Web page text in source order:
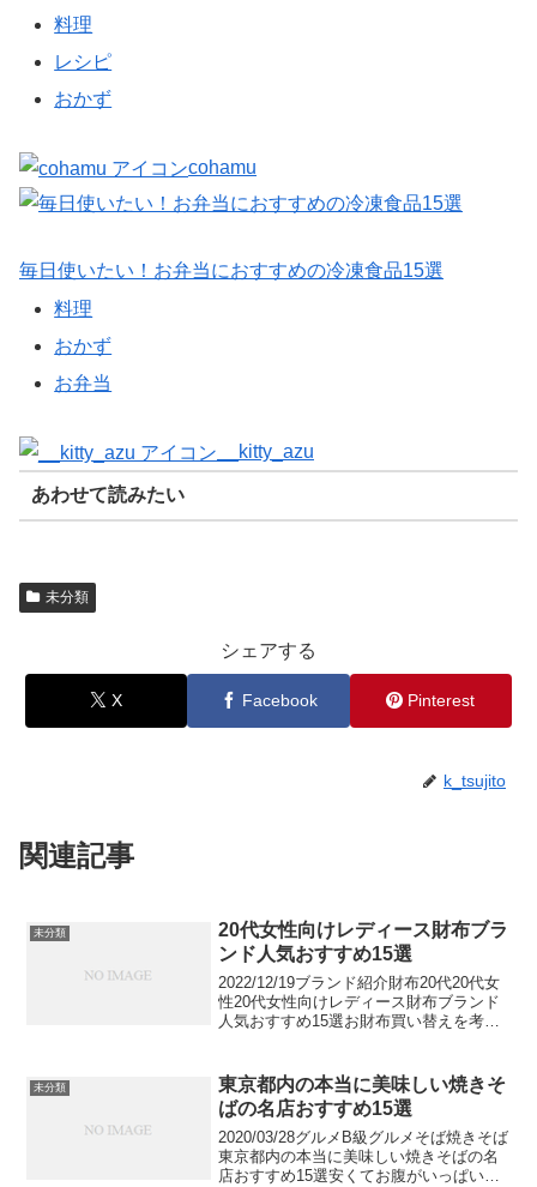
料理
レシピ
おかず
cohamu
毎日使いたい！お弁当におすすめの冷凍食品15選
料理
おかず
お弁当
__kitty_azu
あわせて読みたい
未分類
シェアする
X Facebook Pinterest
k_tsujito
関連記事
未分類
20代女性向けレディース財布ブラ
ンド人気おすすめ15選
2022/12/19ブランド紹介財布20代20代女
性20代女性向けレディース財布ブランド
人気おすすめ15選お財布買い替えを考え
そんなに買い替える機会もないお財布
は、やっ...
未分類
東京都内の本当に美味しい焼きそ
ばの名店おすすめ15選
2020/03/28グルメB級グルメそば焼きそば
東京都内の本当に美味しい焼きそばの名
店おすすめ15選安くてお腹がいっぱいに